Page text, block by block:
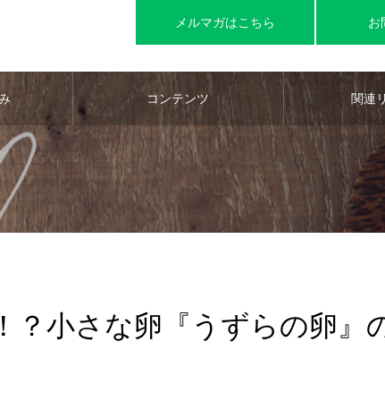
メルマガはこちら お
コンテンツ 関連
？小さな卵『うずらの卵』